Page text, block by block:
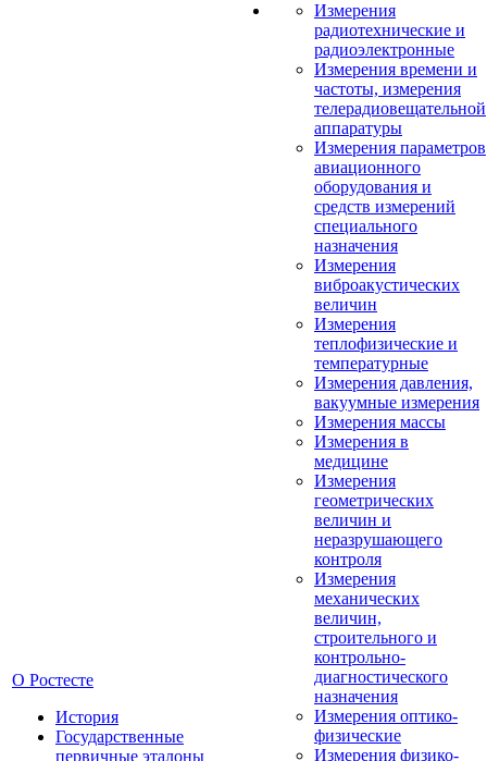
О Ростесте
История
Государственные
первичные эталоны
Измерения
радиотехнические и
радиоэлектронные
Измерения времени и
частоты, измерения
телерадиовещательной
аппаратуры
Измерения параметров
авиационного
оборудования и
средств измерений
специального
назначения
Измерения
виброакустических
величин
Измерения
теплофизические и
температурные
Измерения давления,
вакуумные измерения
Измерения массы
Измерения в
медицине
Измерения
геометрических
величин и
неразрушающего
контроля
Измерения
механических
величин,
строительного и
контрольно-
диагностического
назначения
Измерения оптико-
физические
Измерения физико-